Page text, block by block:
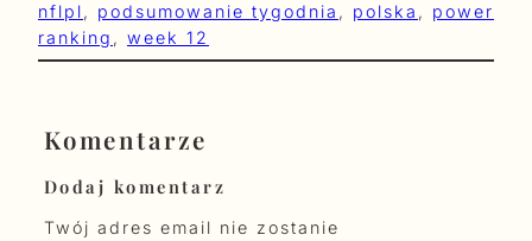
nflpl, podsumowanie tygodnia , polska , power
ranking , week 12
Komentarze
Dodaj komentarz
Twój adres email nie zostanie